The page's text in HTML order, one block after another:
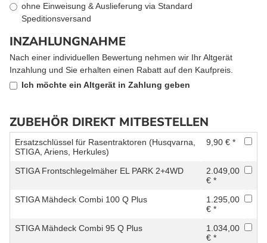
ohne Einweisung & Auslieferung via Standard
Speditionsversand
INZAHLUNGNAHME
Nach einer individuellen Bewertung nehmen wir Ihr Altgerät
Inzahlung und Sie erhalten einen Rabatt auf den Kaufpreis.
Ich möchte ein Altgerät in Zahlung geben
ZUBEHÖR DIREKT MITBESTELLEN
Ersatzschlüssel für Rasentraktoren (Husqvarna,
STIGA, Ariens, Herkules)
9,90 € *
STIGA Frontschlegelmäher EL PARK 2+4WD
2.049,00
€ *
STIGA Mähdeck Combi 100 Q Plus
1.295,00
€ *
STIGA Mähdeck Combi 95 Q Plus
1.034,00
€ *